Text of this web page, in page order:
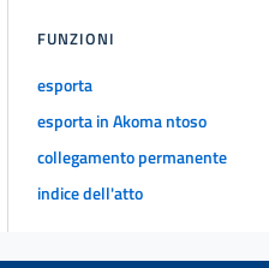
FUNZIONI
esporta
esporta in Akoma ntoso
collegamento permanente
indice dell'atto